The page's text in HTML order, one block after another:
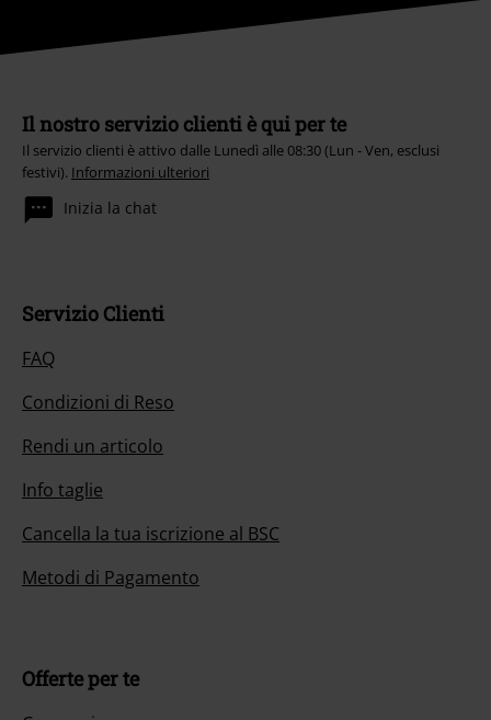
Il nostro servizio clienti è qui per te
Il servizio clienti è attivo dalle Lunedì alle 08:30 (Lun - Ven, esclusi
festivi). Informazioni ulteriori
Inizia la chat
Servizio Clienti
FAQ
Condizioni di Reso
Rendi un articolo
Info taglie
Cancella la tua iscrizione al BSC
Metodi di Pagamento
Offerte per te